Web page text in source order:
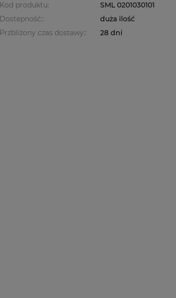
Kod produktu:
SML 0201030101
Dostepność::
duża ilość
Przbliżony czas dostawy::
28 dni